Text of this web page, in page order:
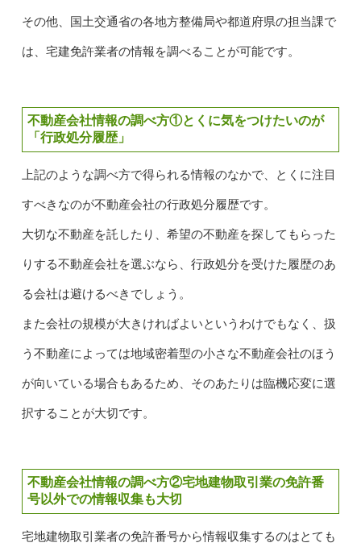
その他、国土交通省の各地方整備局や都道府県の担当課で
は、宅建免許業者の情報を調べることが可能です。
不動産会社情報の調べ方①とくに気をつけたいのが
「行政処分履歴」
上記のような調べ方で得られる情報のなかで、とくに注目
すべきなのが不動産会社の行政処分履歴です。
大切な不動産を託したり、希望の不動産を探してもらった
りする不動産会社を選ぶなら、行政処分を受けた履歴のあ
る会社は避けるべきでしょう。
また会社の規模が大きければよいというわけでもなく、扱
う不動産によっては地域密着型の小さな不動産会社のほう
が向いている場合もあるため、そのあたりは臨機応変に選
択することが大切です。
不動産会社情報の調べ方②宅地建物取引業の免許番
号以外での情報収集も大切
宅地建物取引業者の免許番号から情報収集するのはとても